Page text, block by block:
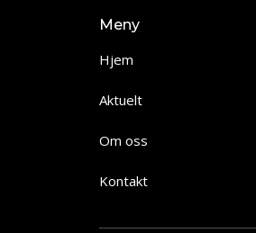
Meny
Hjem
Aktuelt
Om oss
Kontakt